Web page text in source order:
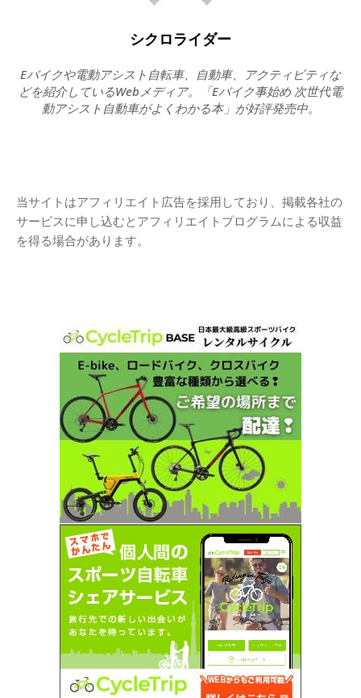
シクロライダー
Eバイクや電動アシスト自転車、自動車、アクティビティな
どを紹介しているWebメディア。「Eバイク事始め 次世代電
動アシスト自動車がよくわかる本」が好評発売中。
当サイトはアフィリエイト広告を採用しており、掲載各社の
サービスに申し込むとアフィリエイトプログラムによる収益
を得る場合があります。